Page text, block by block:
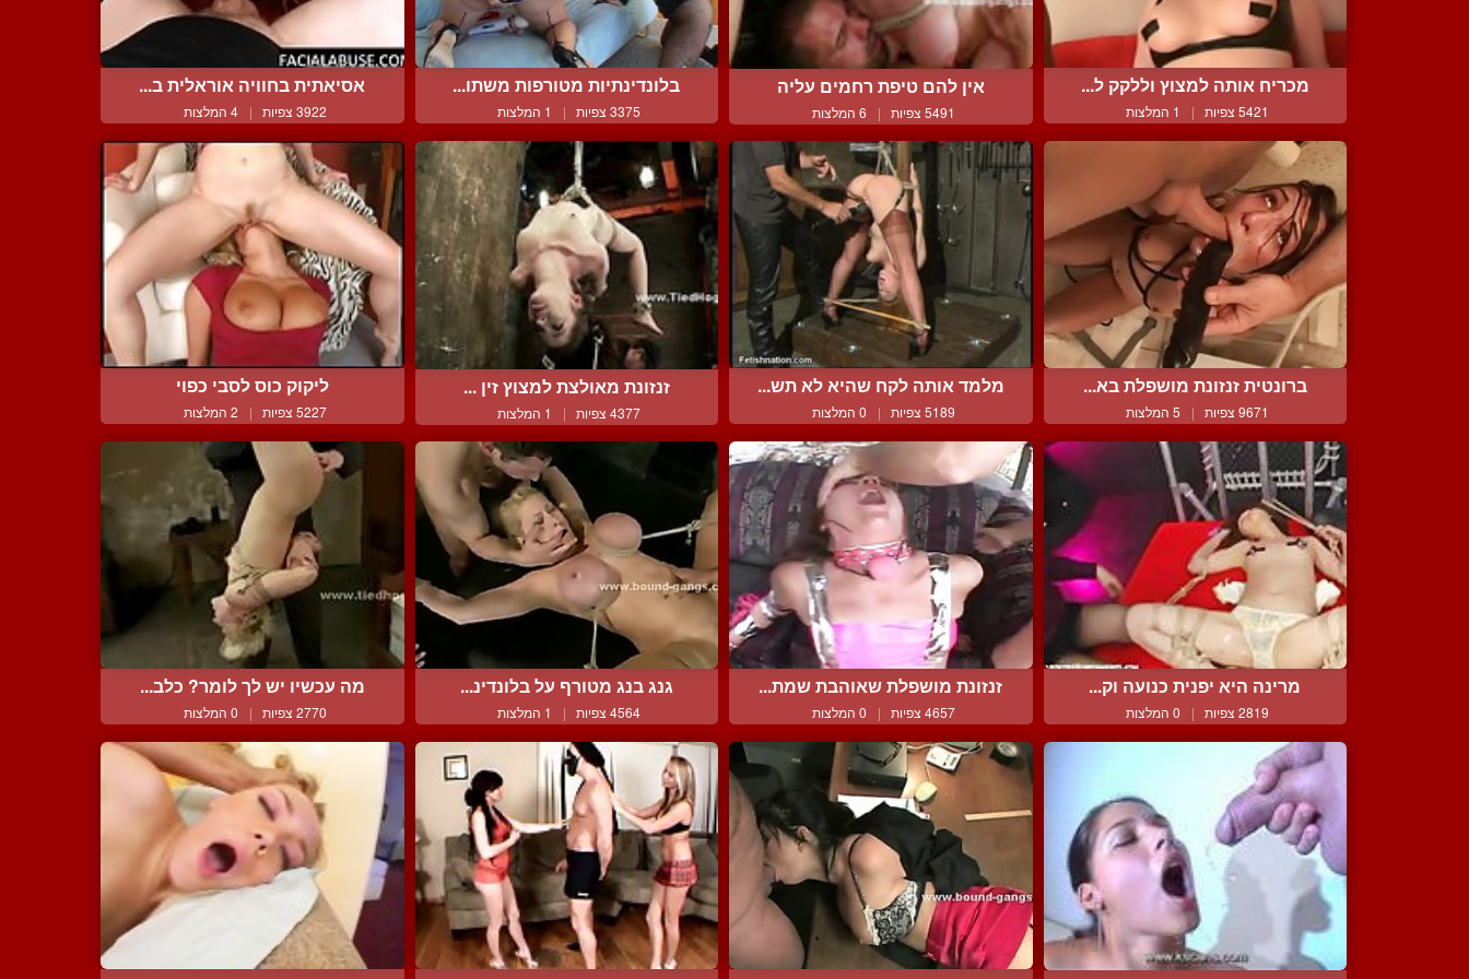
מכריח אותה למצוץ וללקק ל...
5421 צפיות | 1 המלצות
אין להם טיפת רחמים עליה
5491 צפיות | 6 המלצות
בלונדינתיות מטורפות משתו...
3375 צפיות | 1 המלצות
אסיאתית בחוויה אוראלית ב...
3922 צפיות | 4 המלצות
ברונטית זנזונת מושפלת בא...
9671 צפיות | 5 המלצות
מלמד אותה לקח שהיא לא תש...
5189 צפיות | 0 המלצות
זנזונת מאולצת למצוץ זין ...
4377 צפיות | 1 המלצות
ליקוק כוס לסבי כפוי
5227 צפיות | 2 המלצות
מרינה היא יפנית כנועה וק...
2819 צפיות | 0 המלצות
זנזונת מושפלת שאוהבת שמת...
4657 צפיות | 0 המלצות
גנג בנג מטורף על בלונדינ...
4564 צפיות | 1 המלצות
מה עכשיו יש לך לומר? כלב...
2770 צפיות | 0 המלצות